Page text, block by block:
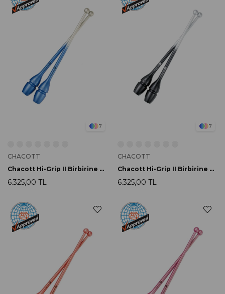
7
CHACOTT
Chacott Hi-Grip II Birbirine Bağlanabilir Labut 45.5cm 725 Blue
6.325,00 TL
7
CHACOTT
Chacott Hi-Grip II Birbirine Bağlanabilir Labut 45.5cm 709 Black
6.325,00 TL